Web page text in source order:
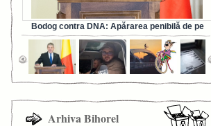
Bodog contra DNA: Apărarea penibilă de pe
Facebook a fostului ministru al Sănătății (VIDEO)
Arhiva Bihorel